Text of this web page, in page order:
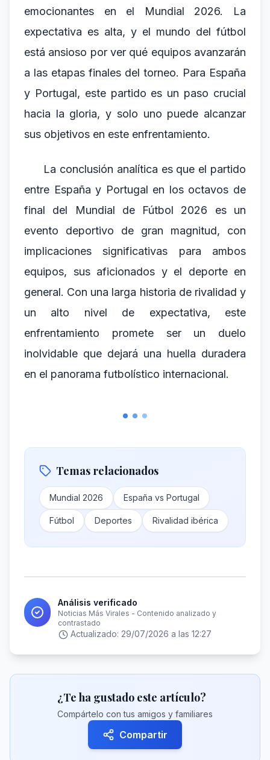
emocionantes en el Mundial 2026. La
expectativa es alta, y el mundo del fútbol
está ansioso por ver qué equipos avanzarán
a las etapas finales del torneo. Para España
y Portugal, este partido es un paso crucial
hacia la gloria, y solo uno puede alcanzar
sus objetivos en este enfrentamiento.
La conclusión analítica es que el partido
entre España y Portugal en los octavos de
final del Mundial de Fútbol 2026 es un
evento deportivo de gran magnitud, con
implicaciones significativas para ambos
equipos, sus aficionados y el deporte en
general. Con una larga historia de rivalidad y
un alto nivel de expectativa, este
enfrentamiento promete ser un duelo
inolvidable que dejará una huella duradera
en el panorama futbolístico internacional.
Temas relacionados
Mundial 2026 España vs Portugal
Fútbol Deportes Rivalidad ibérica
Análisis verificado
Noticias Más Virales - Contenido analizado y
contrastado
Actualizado: 29/07/2026 a las 12:27
¿Te ha gustado este artículo?
Compártelo con tus amigos y familiares
Compartir